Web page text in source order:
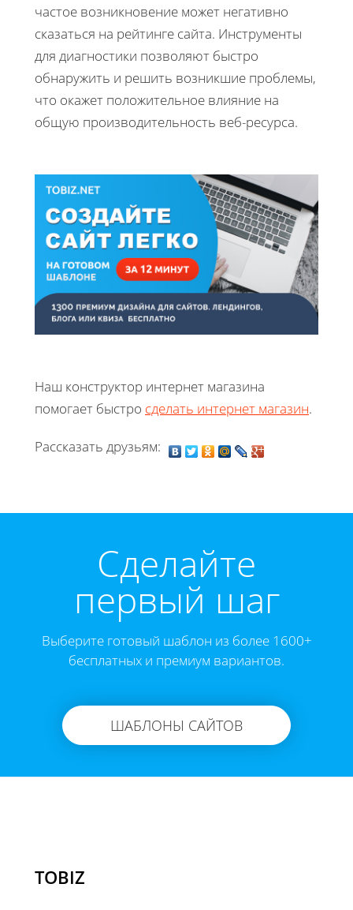
частое возникновение может негативно
сказаться на рейтинге сайта. Инструменты
для диагностики позволяют быстро
обнаружить и решить возникшие проблемы,
что окажет положительное влияние на
общую производительность веб-ресурса.
Наш конструктор интернет магазина
помогает быстро сделать интернет магазин.
Рассказать друзьям:
Cделайте
первый шаг
Выберите готовый шаблон из более 1600+
бесплатных и премиум вариантов.
ШАБЛОНЫ САЙТОВ
TOBIZ